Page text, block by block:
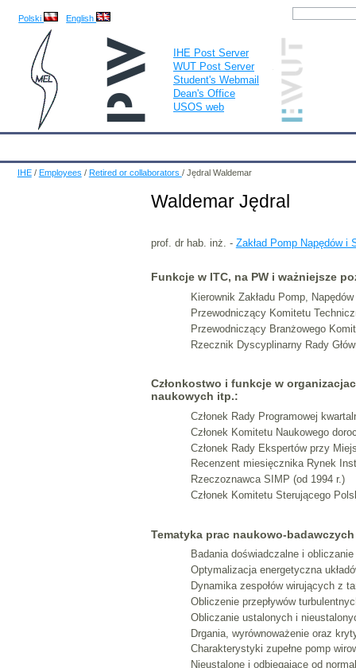
Polski English
IHE Post Server
WUT Post Server
Student's Webmail
Dean's Office
USOS web
IHE / Employees / Retired or collaborators / Jędral Waldemar
Waldemar Jędral
prof. dr hab. inż. - Zakład Pomp Napędów i
Funkcje w ITC, na PW i ważniejsze
Kierownik Zakładu Pomp,
Przewodniczący Komitetu
Przewodniczący Branżowego
Rzecznik Dyscyplinarny Rady
Członkostwo i funkcje w
naukowych itp.:
Członek Rady Programowej
Członek Komitetu Naukowego
Członek Rady Ekspertów przy
Recenzent miesięcznika Rynek
Rzeczoznawca SIMP (od 1994 r.)
Członek Komitetu Sterującego
Tematyka prac naukowo-badawczych
Badania doświadczalne i
Optymalizacja energetyczna
Dynamika zespołów wirujących z
Obliczenie przepływów
Obliczanie ustalonych i
Drgania, wyrównoważenie oraz
Charakterystyki zupełne pomp
Nieustalone i odbiegające od